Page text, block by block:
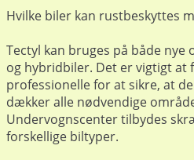
Hvilke biler kan rustbeskyttes
Tectyl kan bruges på både
og hybridbiler. Det er vigtigt at
professionelle for at sikre, at
dækker alle nødvendige
Undervognscenter tilbydes
forskellige biltyper.